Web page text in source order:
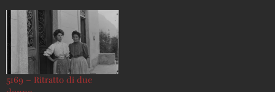
5169 – Ritratto di due